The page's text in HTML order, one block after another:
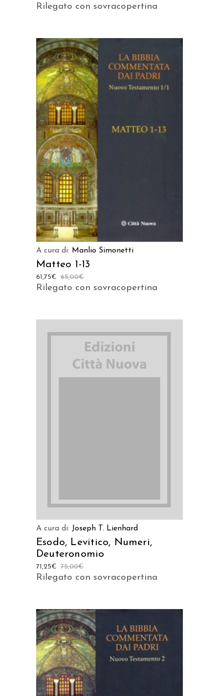
Rilegato con sovracopertina
AGGIUNGI AL CARRELLO
A cura di: Manlio Simonetti
Matteo 1-13
65,00€
61,75€
Rilegato con sovracopertina
A cura di: Joseph T. Lienhard
Esodo, Levitico, Numeri,
Deuteronomio
75,00€
71,25€
Rilegato con sovracopertina